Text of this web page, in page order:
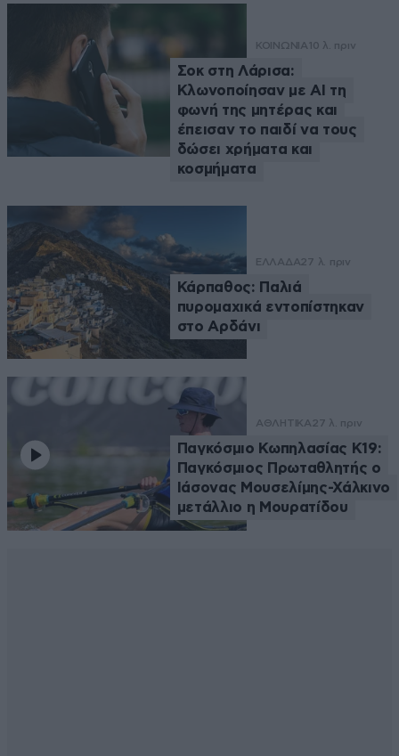
ΚΟΙΝΩΝΙΑ 10 λ. πριν
Σοκ στη Λάρισα:
Κλωνοποίησαν με AI τη
φωνή της μητέρας και
έπεισαν το παιδί να τους
δώσει χρήματα και
κοσμήματα
ΕΛΛΑΔΑ27 λ. πριν
Κάρπαθος: Παλιά
πυρομαχικά εντοπίστηκαν
στο Αρδάνι
ΑΘΛΗΤΙΚΑ27 λ. πριν
Παγκόσμιο Κωπηλασίας Κ19:
Παγκόσμιος Πρωταθλητής ο
Ιάσονας Μουσελίμης-Χάλκινο
μετάλλιο η Μουρατίδου